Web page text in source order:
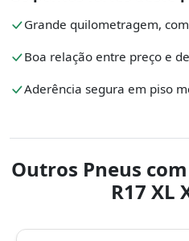
Grande quilometragem,
Boa relação entre preço e
Aderência segura em piso
Outros Pneus
R17 XL